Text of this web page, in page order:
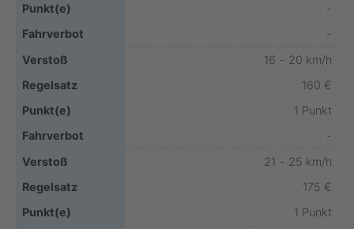
-
-
16 - 20 km/h
160 €
1 Punkt
-
21 - 25 km/h
175 €
1 Punkt